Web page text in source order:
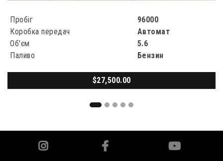
Коробка передач
Автомат
Об'єм
3.5
Паливо
Бензин
$14,999.00